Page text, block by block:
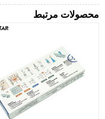
محصولات مرتبط